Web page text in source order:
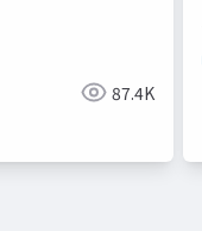
87.4K